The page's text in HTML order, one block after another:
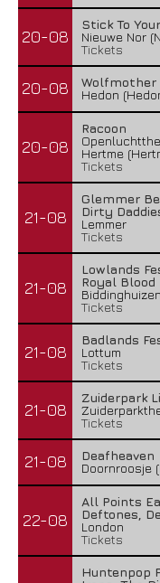
20-08
Stick To
Nieuwe Nor
Tickets
20-08
Wolfmother
Hedon
20-08
Racoon
Hertme
Tickets
21-08
Glemmer
Dirty
Lemmer
Tickets
21-08
Lowlands
Royal Blood
Biddinghuizen
Tickets
21-08
Badlands
Lottum
Tickets
21-08
Zuiderpark
Tickets
21-08
Deafheaven
Doornroosje
22-08
All Points
Deftones,
London
Tickets
Huntenpop